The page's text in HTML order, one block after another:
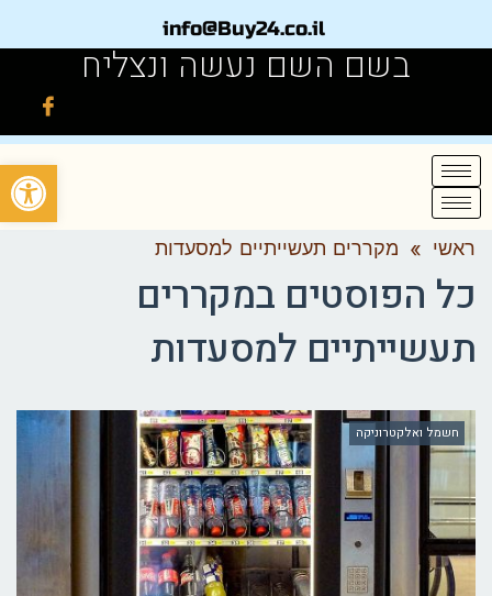
info@Buy24.co.il
בשם השם נעשה ונצליח
ראשי » מקררים תעשייתיים למסעדות
כל הפוסטים במקררים
תעשייתיים למסעדות
חשמל ואלקטרוניקה